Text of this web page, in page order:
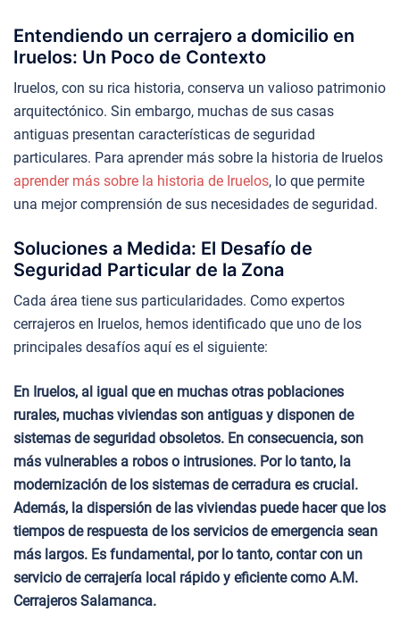
Entendiendo un cerrajero a domicilio en
Iruelos: Un Poco de Contexto
Iruelos, con su rica historia, conserva un valioso patrimonio
arquitectónico. Sin embargo, muchas de sus casas
antiguas presentan características de seguridad
particulares. Para aprender más sobre la historia de Iruelos
aprender más sobre la historia de Iruelos, lo que permite
una mejor comprensión de sus necesidades de seguridad.
Soluciones a Medida: El Desafío de
Seguridad Particular de la Zona
Cada área tiene sus particularidades. Como expertos
cerrajeros en Iruelos, hemos identificado que uno de los
principales desafíos aquí es el siguiente:
En Iruelos, al igual que en muchas otras poblaciones
rurales, muchas viviendas son antiguas y disponen de
sistemas de seguridad obsoletos. En consecuencia, son
más vulnerables a robos o intrusiones. Por lo tanto, la
modernización de los sistemas de cerradura es crucial.
Además, la dispersión de las viviendas puede hacer que los
tiempos de respuesta de los servicios de emergencia sean
más largos. Es fundamental, por lo tanto, contar con un
servicio de cerrajería local rápido y eficiente como A.M.
Cerrajeros Salamanca.